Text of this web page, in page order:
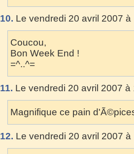
10. Le vendredi 20 avril 2007
Coucou,
Bon Week End !
=^..^=
11. Le vendredi 20 avril 2007
Magnifique ce pain
12. Le vendredi 20 avril 2007